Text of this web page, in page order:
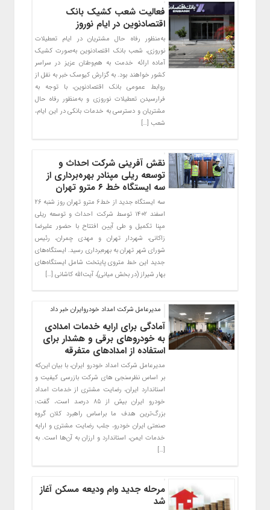
فعالیت شعب کشیک بانک
اقتصادنوین در ایام نوروز
به‌منظور رفاه حال مشتریان در ایام تعطیلات
نوروزی، شعب بانک اقتصادنوین به‌صورت کشیک
آماده ارائه خدمت به هم‌وطنان عزیز در سراسر
کشور خواهند بود. به گزارش کیوسک خبر به نقل از
روابط عمومی بانک اقتصادنوین، با توجه به
فرارسیدن تعطیلات نوروزی و به‌منظور رفاه حال
مشتریان و دسترسی به خدمات بانکی در این ایام،
شعب […]
نقش آفرینی شرکت احداث و
توسعه ریلی مپنادر بهره‌برداری از
سه ایستگاه خط ۶ مترو تهران
سه ایستگاه جدید از خط۶ مترو تهران روز شنبه ۲۶
اسفند ۱۴۰۲ توسط شرکت احداث و توسعه ریلی
مپنا تکمیل و طی آیین افتتاح با حضور علیرضا
زاکانی، شهردار تهران و مهدی چمران، رئیس
شورای شهر تهران به بهره‌برداری رسید. ایستگاه‌های
جدید این خط متروی پایتخت شامل ایستگاه‌های
بهار شیراز (در بخش میانی)، آیت‌الله کاشانی […]
مدیرعامل شرکت امداد خودروایران خبر داد
آمادگی برای ارایه خدمات امدادی
به خودروهای برقی و هشدار برای
استفاده از امدادهای متفرقه
مدیرعامل شرکت امداد خودرو ایران، با بیان این‌که
بر اساس نظرسنجی های شرکت بازرسی کیفیت و
استاندارد ایران، رضایت مشتری از خدمات امداد
خودرو ایران بیش از ۸۵ درصد است، گفت:
بزرگ‌ترین هدف ما براساس راهبرد کلان گروه
صنعتی ایران خودرو، جلب رضایت مشتری و ارایه
خدمات ایمن، استاندارد و ارزان به آن‌ها است. به
[…]
مرحله جدید وام ودیعه مسکن آغاز
شد